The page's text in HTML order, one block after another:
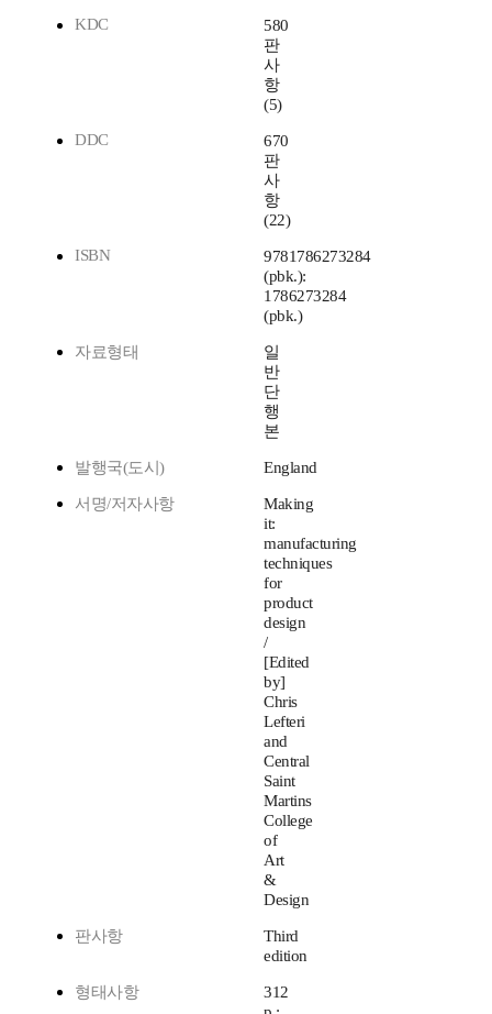
KDC
580
판
사
항
(5)
DDC
670
판
사
항
(22)
ISBN
9781786273284
(pbk.):
1786273284
(pbk.)
자료형태
일
반
단
행
본
발행국(도시) England
서명/저자사항
Making
it:
manufacturing
techniques
for
product
design
/
[Edited
by]
Chris
Lefteri
and
Central
Saint
Martins
College
of
Art
&
Design
판사항
Third
edition
형태사항
312